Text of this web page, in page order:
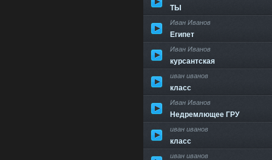
ТЫ
Иван Иванов
Египет
Иван Иванов
курсантская
иван иванов
класс
Иван Иванов
Недремлющее ГРУ
иван иванов
класс
иван иванов